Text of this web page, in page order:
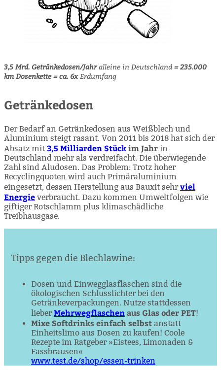
3,5 Mrd. Getränkedosen/Jahralleine in Deutschland = 235.000
km Dosenkette = ca. 6xErdumfang
Getränkedosen
Der Bedarf an Getränkedosen aus Weißblech und
Aluminium steigt rasant. Von 2011 bis 2018 hat sich der
Absatz mit 3,5 Milliarden Stückim Jahr in
Deutschland mehr als verdreifacht. Die überwiegende
Zahl sind Aludosen. Das Problem: Trotz hoher
Recyclingquoten wird auch Primäraluminium
eingesetzt, dessen Herstellung aus Bauxit sehrviel
Energie verbraucht. Dazu kommen Umweltfolgen wie
giftiger Rotschlamm plus klimaschädliche
Treibhausgase.
Tipps gegen die Blechlawine:
Dosen und Einwegglasflaschen sind die
ökologischen Schluss­­lichter bei den
Getränkeverpackungen. Nutze stattdessen
lieberMehrweg­flaschenaus Glas oder PET!
Mixe Softdrinks einfach selbst anstatt
Einheitslimo aus Dosen zu kaufen! Coole
Rezepte im Ratgeber »Eistees, Limonaden &
Fassbrausen«
www.test.de/shop/essen-trinken